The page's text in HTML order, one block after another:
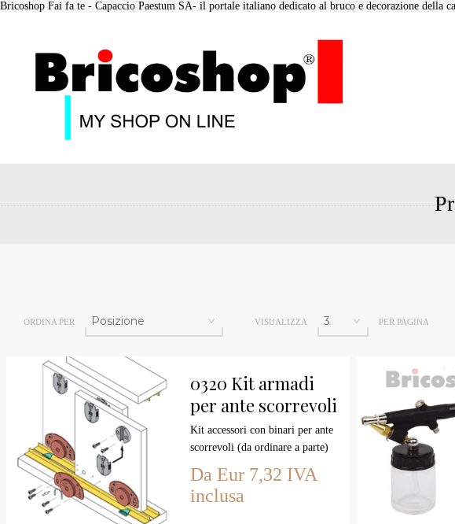
Bricoshop Fai fa te - Capaccio Paestum SA- il portale italiano dedicato al bruco e decorazione della
ORDINA PER VISUALIZZA PER PAGINA
0320 Kit armadi
per ante scorrevoli
(kg.40)
Kit accessori con binari per ante
scorrevoli (da ordinare a parte)
da kg.40 marca koblenz kit
completo per 1 anta scorrevole,
Da Eur 7,32 IVA
inclusa